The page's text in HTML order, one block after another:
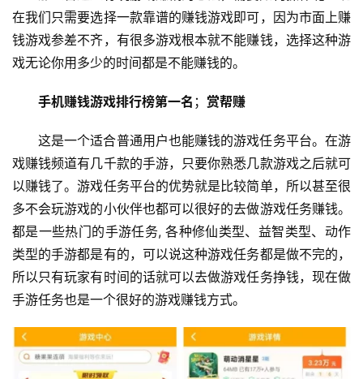
在我们只需要选择一款靠谱的赚钱游戏即可，因为市面上赚
钱游戏参差不齐，有很多游戏根本就不能赚钱，选择这种游
戏无论你用多少的时间都是不能赚钱的。
手机赚钱游戏排行榜第一名 ； 赏帮赚
这是一个适合普通用户也能赚钱的游戏任务平台。在游
戏赚钱频道有几千款的手游，只要你熟悉几款游戏之后就可
以赚钱了。游戏任务平台的优势就是比较简单，所以甚至很
多不会玩游戏的小伙伴也都可以很好的去做游戏任务赚钱。
都是一些热门的手游任务, 各种修仙类型、益智类型、动作
类型的手游都是有的，可以说这种游戏任务都是做不完的，
所以只有玩家有时间的话就可以去做游戏任务挣钱，现在做
手游任务也是一个很好的游戏赚钱方式。